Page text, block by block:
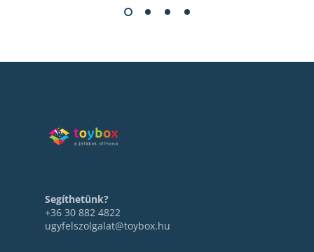
Segíthetünk?
+36 30 882 4822
ugyfelszolgalat@toybox.hu